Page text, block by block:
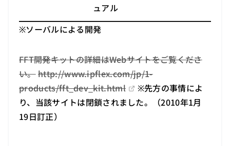
ュアル
※ソーバルによる開発
FFT開発キットの詳細はWebサイトをご覧くださ
い。http://www.ipflex.com/jp/1-
products/fft_dev_kit.html（新しいタブで開きます）
※先方の事情によ
り、当該サイトは閉鎖されました。（2010年1月
19日訂正）